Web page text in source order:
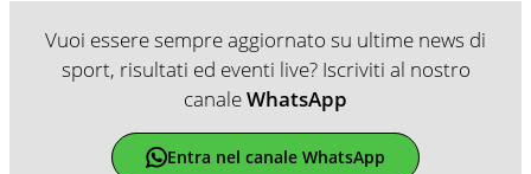
Vuoi essere sempre aggiornato su ultime news di
sport, risultati ed eventi live? Iscriviti al nostro
canaleWhatsApp
Entra nel canale WhatsApp